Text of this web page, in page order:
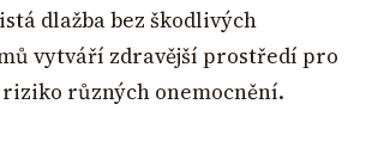
dlažba bez škodlivých
vytváří zdravější prostředí pro
různých onemocnění.